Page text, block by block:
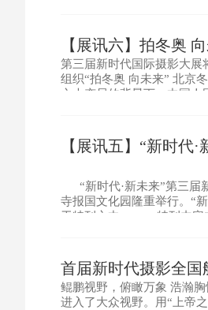
【展讯六】拍冬奥
第三届新时代国际摄影大展
组织“拍冬奥 向未来” 北京
之大变局的背景下，中国
【展讯五】“新时代
“新时代·新未来”第三届
寺报国文化园隆重举行。“
于特刊之中。 特刊内容主
首届新时代摄影全
鲲鹏视野，俯瞰万象 浩瀚
进入了大众视野。用“上帝